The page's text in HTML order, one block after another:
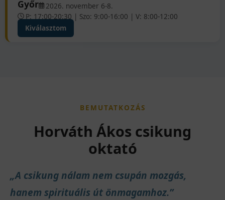
Győr
2026. november 6-8.
P: 17:00-20:30 | Szo: 9:00-16:00 | V: 8:00-12:00
Kiválasztom
BEMUTATKOZÁS
Horváth Ákos csikung
oktató
„A csikung nálam nem csupán mozgás,
hanem spirituális út önmagamhoz.”